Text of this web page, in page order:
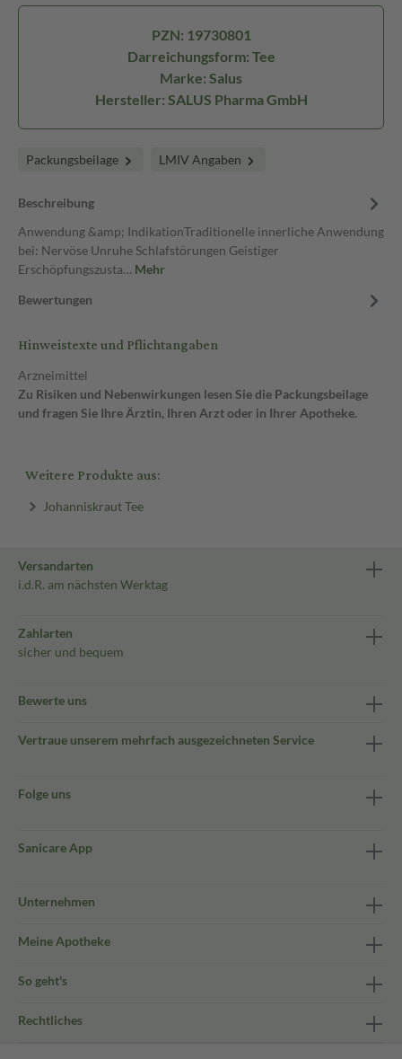
PZN: 19730801
Darreichungsform: Tee
Marke: Salus
Hersteller: SALUS Pharma GmbH
Packungsbeilage LMIV Angaben
Beschreibung
Anwendung &amp; IndikationTraditionelle innerliche Anwendung
bei: Nervöse Unruhe Schlafstörungen Geistiger
Erschöpfungszusta… Mehr
Bewertungen
Hinweistexte und Pflichtangaben
Arzneimittel
Zu Risiken und Nebenwirkungen lesen Sie die Packungsbeilage
und fragen Sie Ihre Ärztin, Ihren Arzt oder in Ihrer Apotheke.
Weitere Produkte aus:
Johanniskraut Tee
Versandarten
i.d.R. am nächsten Werktag
Zahlarten
sicher und bequem
Bewerte uns
Vertraue unserem mehrfach ausgezeichneten Service
Folge uns
Sanicare App
Unternehmen
Meine Apotheke
So geht's
Rechtliches